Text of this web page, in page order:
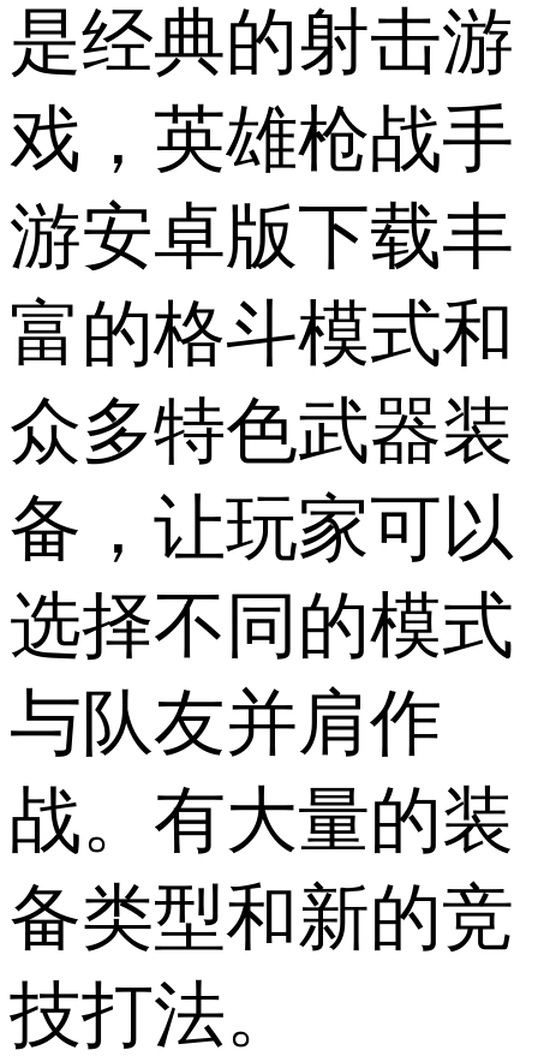
是经典的射击游
戏，英雄枪战手
游安卓版下载丰
富的格斗模式和
众多特色武器装
备，让玩家可以
选择不同的模式
与队友并肩作
战。有大量的装
备类型和新的竞
技打法。